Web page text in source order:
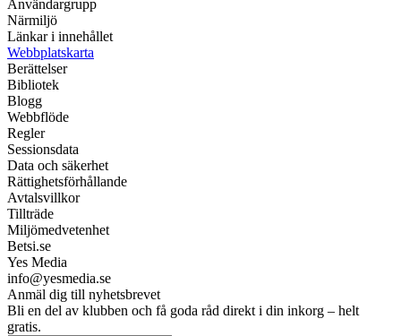
Användargrupp
Närmiljö
Länkar i innehållet
Webbplatskarta
Berättelser
Bibliotek
Blogg
Webbflöde
Regler
Sessionsdata
Data och säkerhet
Rättighetsförhållande
Avtalsvillkor
Tillträde
Miljömedvetenhet
Betsi.se
Yes Media
info@yesmedia.se
Anmäl dig till nyhetsbrevet
Bli en del av klubben och få goda råd direkt i din inkorg – helt
gratis.